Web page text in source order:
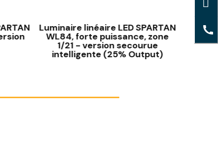
Luminaire linéaire LED SPARTAN
WL84, forte puissance, zone
1/21 - version secourue
intelligente (25% Output)